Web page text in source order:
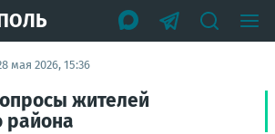
мая 2026, 15:36
жителей
района